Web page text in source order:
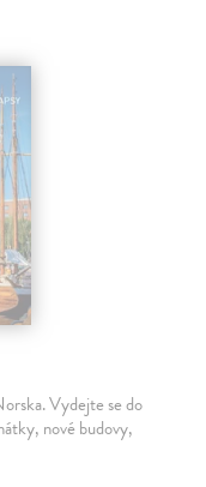
Vydejte se do
nové budovy,